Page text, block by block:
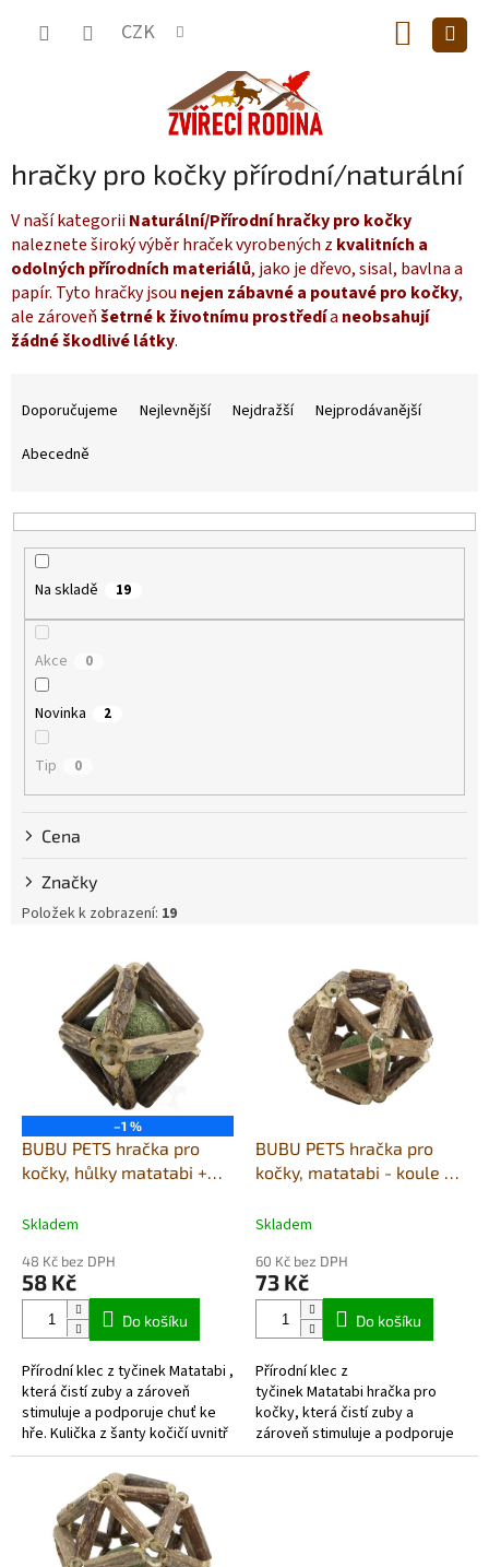
CZK
KOŠÍK
hračky pro kočky přírodní/naturální
V naší kategoriiNaturální/Přírodní hračky pro kočky
naleznete široký výběr hraček vyrobených z kvalitních a
odolných přírodních materiálů, jako je dřevo, sisal, bavlna a
papír. Tyto hračky jsou nejen zábavné a poutavé pro kočky,
ale zároveňšetrné k životnímu prostředía neobsahují
žádné škodlivé látky.
p
Doporučujeme Nejlevnější Nejdražší
Nejprodávanější
Abecedně
Na skladě 19
Akce 0
Novinka 2
Tip 0
Cena
Značky
Položek k zobrazení: 19
–1 %
BUBU PETS hračka pro
kočky, hůlky matatabi +
Skladem
48 Kč bez DPH
58 Kč
Do košíku
Přírodní klec z tyčinek Matatabi ,
která čistí zuby a zároveň
stimuluje a podporuje chuť ke
hře. Kulička z šanty kočičí uvnitř
hračky se kutálí sem a tam, ...
BUBU PETS hračka pro
kočky, matatabi - koule ze
Skladem
60 Kč bez DPH
73 Kč
Do košíku
Přírodní klec z
tyčinek Matatabi hračka pro
kočky, která čistí zuby a
zároveň stimuluje a podporuje
chuť ke hře. Kulička z šanty